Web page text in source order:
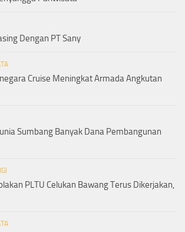
Dengan PT Sany
Cruise Meningkat Armada Angkutan
Sumbang Banyak Dana Pembangunan
PLTU Celukan Bawang Terus Dikerjakan,